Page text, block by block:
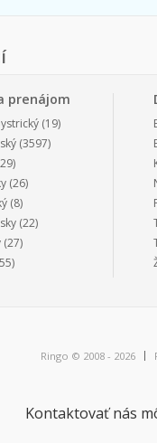
prenájom
(19)
(3597)
(26)
(8)
(22)
(27)
Ringo © 2008 - 2026
Kontaktovať nás